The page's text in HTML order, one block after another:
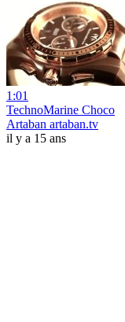
1:01
TechnoMarine Choco
Artaban artaban.tv
il y a 15 ans